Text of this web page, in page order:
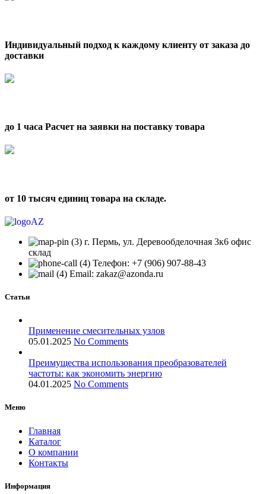
Индивидуальный подход к каждому клиенту от заказа до
доставки
до 1 часа Расчет на заявки на поставку товара
от 10 тысяч единиц товара на складе.
г. Пермь, ул. Деревообделочная 3к6 офис
склад
Телефон: +7 (906) 907-88-43
Email: zakaz@azonda.ru
Статьи
Применение смесительных узлов
05.01.2025 No Comments
Преимущества использования преобразователей
частоты: как экономить энергию
04.01.2025 No Comments
Меню
Главная
Каталог
О компании
Контакты
Информация